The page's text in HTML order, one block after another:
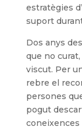
estratègies
suport
Dos anys
que no
viscut. Per
rebre el
persones
pogut
coneixences